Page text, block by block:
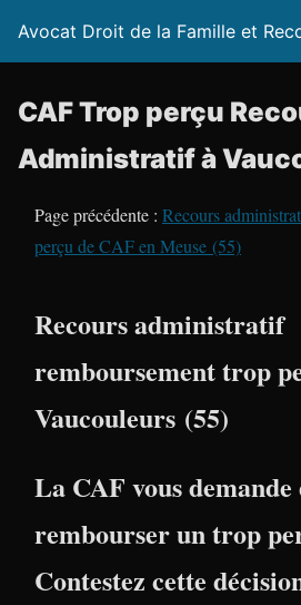
Avocat Droit de la Famille et
CAF Trop perçu
Administratif à
Page précédente : Recours
perçu de CAF en Meuse (55)
Recours administratif
remboursement trop
Vaucouleurs (55)
La CAF vous demande
rembourser un trop
Contestez cette